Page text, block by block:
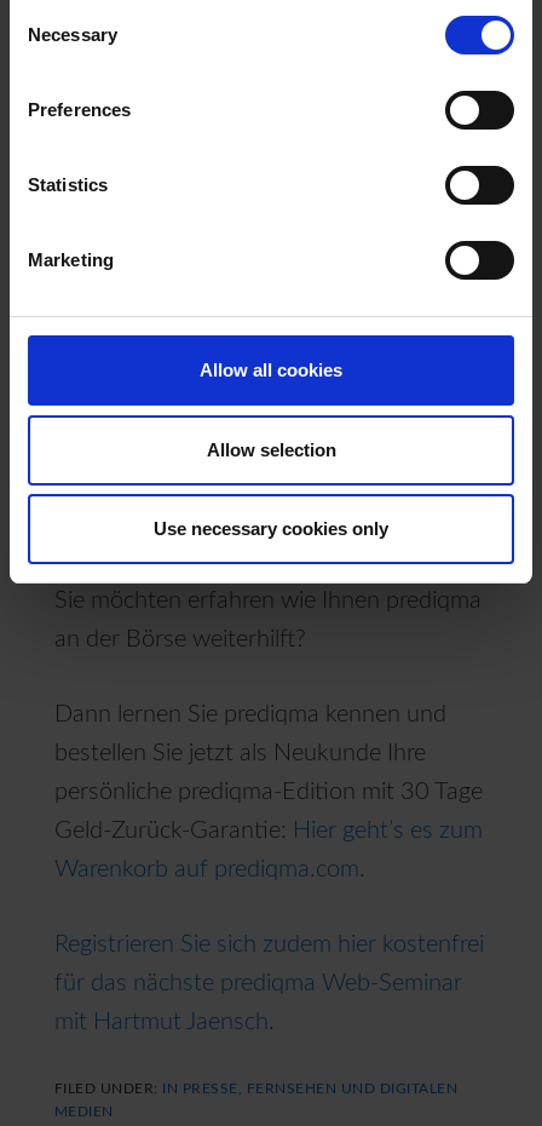
Selection
Necessary
Preferences
Statistics
Marketing
Allow all cookies
Allow selection
Use necessary cookies only
TrendScoring bestätigen. Mit dessen Hilfe
Auswirkungen von Abschwüngen an den
wobei
zugleich die großen Aufschwünge,
erfasst
Auf diese Weise können ein Anlagekapital
sowie zuvor erzielte Gewinne frühzeitig
gesichert werden, um anschließend an
einer neuen Hausse zu profitieren und
längerfristig eine Überperformance zu
Sie möchten erfahren wie Ihnen prediqma
an der Börse weiterhilft?
Dann lernen Sie prediqma kennen und
bestellen Sie jetzt als Neukunde Ihre
persönliche prediqma-Edition mit 30 Tage
Geld-Zurück-Garantie: Hier geht’s es zum
Warenkorb auf prediqma.com.
Registrieren Sie sich zudem hier kostenfrei
für das nächste prediqma Web-Seminar
mit Hartmut Jaensch.
FILED UNDER:
IN PRESSE, FERNSEHEN UND DIGITALEN
MEDIEN